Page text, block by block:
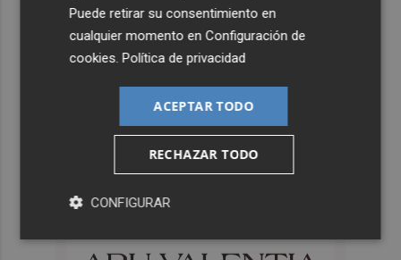
Puede retirar su consentimiento en
cualquier momento enConfiguración de
cookies.Política de privacidad
ACEPTAR TODO
RECHAZAR TODO
CONFIGURAR